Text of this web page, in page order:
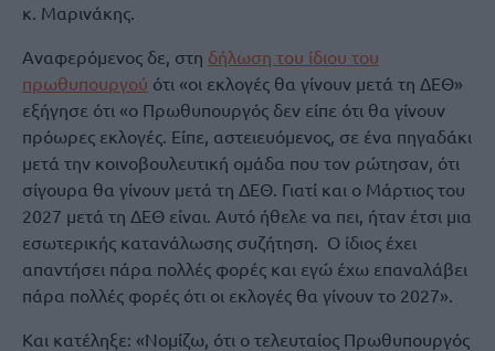
κ. Μαρινάκης.
Αναφερόμενος δε, στη δήλωση του ίδιου του
πρωθυπουργού ότι «οι εκλογές θα γίνουν μετά τη ΔΕΘ»
εξήγησε ότι «ο Πρωθυπουργός δεν είπε ότι θα γίνουν
πρόωρες εκλογές. Είπε, αστειευόμενος, σε ένα πηγαδάκι
μετά την κοινοβουλευτική ομάδα που τον ρώτησαν, ότι
σίγουρα θα γίνουν μετά τη ΔΕΘ. Γιατί και ο Μάρτιος του
2027 μετά τη ΔΕΘ είναι. Αυτό ήθελε να πει, ήταν έτσι μια
εσωτερικής κατανάλωσης συζήτηση. Ο ίδιος έχει
απαντήσει πάρα πολλές φορές και εγώ έχω επαναλάβει
πάρα πολλές φορές ότι οι εκλογές θα γίνουν το 2027».
Και κατέληξε: «Νομίζω, ότι ο τελευταίος Πρωθυπουργός